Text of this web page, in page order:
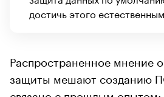
достичь этого
Распространенное мнение
защиты мешают созданию